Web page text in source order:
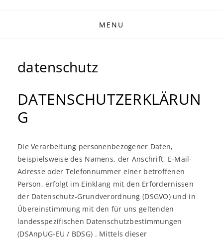
MENU
datenschutz
DATENSCHUTZERKLÄRUN
G
Die Verarbeitung personenbezogener Daten,
beispielsweise des Namens, der Anschrift, E-Mail-
Adresse oder Telefonnummer einer betroffenen
Person, erfolgt im Einklang mit den Erfordernissen
der Datenschutz-Grundverordnung (DSGVO) und in
Übereinstimmung mit den für uns geltenden
landesspezifischen Datenschutzbestimmungen
(DSAnpUG-EU / BDSG) . Mittels dieser